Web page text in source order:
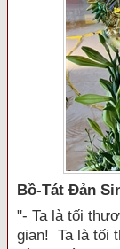
Bồ-Tát Đản
"- Ta là tối
gian! Ta là tối